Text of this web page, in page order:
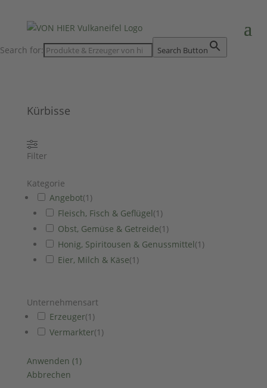
Search for: Search Button
Kürbisse
Filter
Kategorie
Angebot(1 )
Fleisch, Fisch & Geflügel(1 )
Obst, Gemüse & Getreide(1 )
Honig, Spiritousen & Genussmittel(1 )
Eier, Milch & Käse(1 )
Unternehmensart
Erzeuger(1 )
Vermarkter(1 )
Anwenden (1 )
Abbrechen